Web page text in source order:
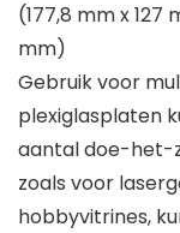
(177,8 mm x 127
mm)
Gebruik voor
plexiglasplaten
aantal doe-het-
zoals voor
hobbyvitrines,